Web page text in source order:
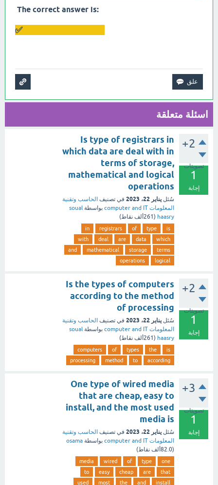
:The correct answer is
اسئلة متعلقة
+2
تصويتات
1
إجابة
Is type of registrars in
which data are deal with in
terms of storage,
mathematical and logical
operations
سُئل يناير 22، 2023 في تصنيف الحاسب وتقنية
المعلومات computer and IT
بواسطة soual
haasry
( 261ألف نقاط)
is
type
of
registrars
in
which
data
are
deal
with
terms
storage
mathematical
and
logical
operations
+2
تصويتات
1
إجابة
Is the types of computers
according to the method
of processing
سُئل يناير 22، 2023 في تصنيف الحاسب وتقنية
المعلومات computer and IT
بواسطة soual
haasry
( 261ألف نقاط)
is
the
types
of
computers
according
to
method
processing
+3
تصويتات
1
إجابة
One type of wired media
that are cheap, easy to
install, and the most used
media is
سُئل يناير 22، 2023 في تصنيف الحاسب وتقنية
المعلومات computer and IT
بواسطة osama
(82.0ألف نقاط)
one
type
of
wired
media
that
are
cheap
easy
to
install
and
the
most
used